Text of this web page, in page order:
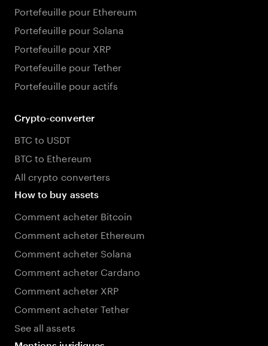
Portefeuille pour Ethereum
Portefeuille pour Solana
Portefeuille pour XRP
Portefeuille pour Tether
Portefeuille pour actifs
Crypto-converter
BTC to USDT
BTC to Ethereum
All crypto converters
How to buy assets
Comment acheter Bitcoin
Comment acheter Ethereum
Comment acheter Solana
Comment acheter Cardano
Comment acheter XRP
Comment acheter Tether
See all assets